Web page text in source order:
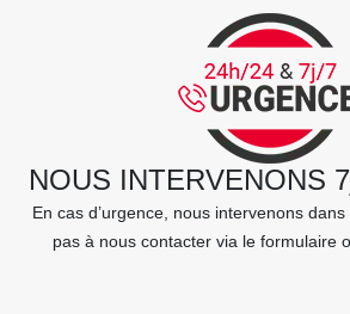
NOUS INTERVENONS
En cas d’urgence, nous intervenons dans
pas à nous contacter via le formulaire